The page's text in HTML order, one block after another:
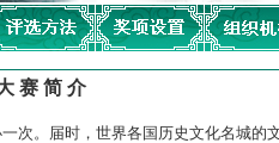
赛 简 介
次。届时，世界各国历史文化名城的